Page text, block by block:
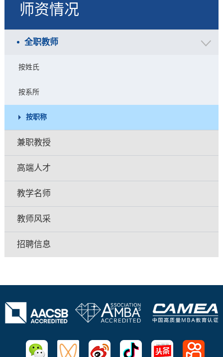
师资情况
全职教师
按姓氏
按系所
按职称
兼职教授
高端人才
教学名师
教师风采
招聘信息